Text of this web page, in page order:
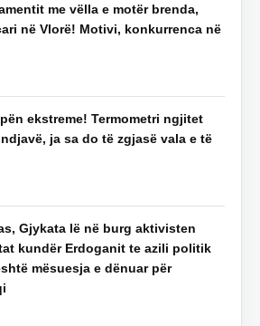
me vëlla e motër brenda,
në Vlorë! Motivi, konkurrenca në
ekstreme! Termometri ngjitet
ja sa do të zgjasë vala e të
Gjykata lë në burg aktivisten
kundër Erdoganit te azili politik
mësuesja e dënuar për